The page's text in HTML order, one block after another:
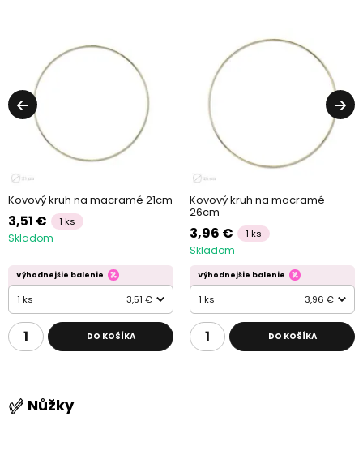
Kovový kruh na macramé 21cm
3,51 € 1 ks
Skladom
Výhodnejšie balenie
1 ks 3,51 €
DO KOŠÍKA
Kovový kruh na macramé
26cm
3,96 € 1 ks
Skladom
Výhodnejšie balenie
1 ks 3,96 €
DO KOŠÍKA
Nůžky